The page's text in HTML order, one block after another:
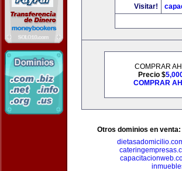
Visitar!
COMPRAR
Precio $
COMPRAR
Otros dominios en venta: